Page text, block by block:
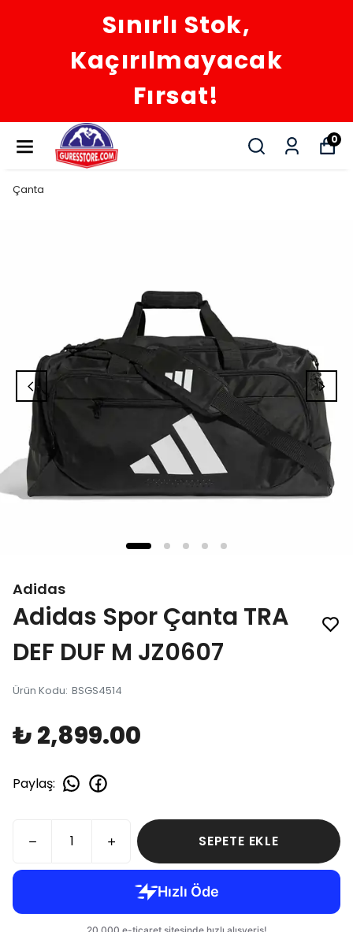
Sınırlı Stok,
Kaçırılmayacak
Fırsat!
0
Çanta
Adidas
Adidas Spor Çanta TRA
DEF DUF M JZ0607
Ürün Kodu: BSGS4514
₺ 2,899.00
Paylaş:
SEPETE EKLE